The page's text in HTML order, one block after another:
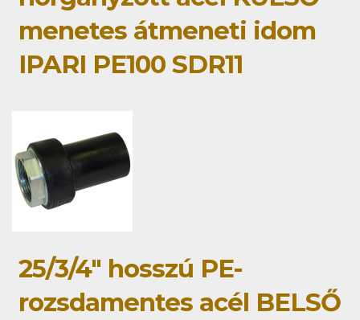
menetes átmeneti idom
IPARI PE100 SDR11
25/3/4" hosszú PE-
rozsdamentes acél BELSŐ